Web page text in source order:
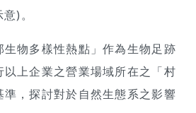
)。
物多樣性熱點」作為生物足跡
上企業之營業場域所在之「村
，探討對於自然生態系之影響